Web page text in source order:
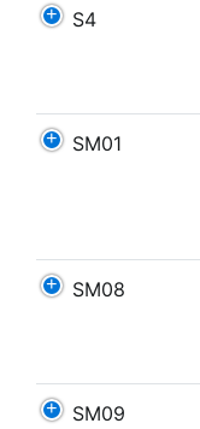
S4
SM01
SM08
SM09